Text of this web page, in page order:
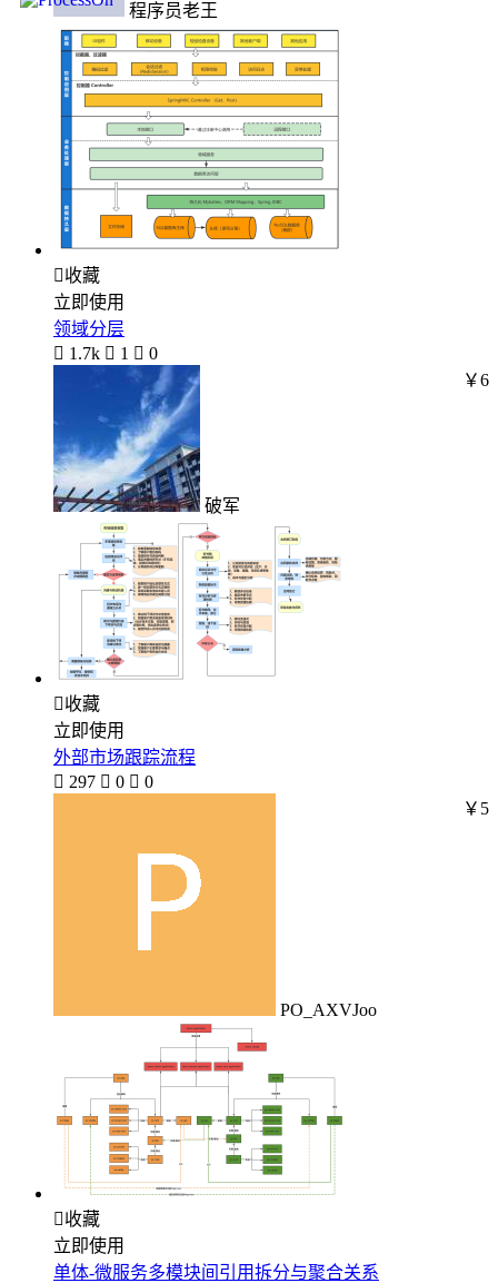
程序员老王
收藏
立即使用
领域分层
 1.7k  1  0
破军
￥6
收藏
立即使用
外部市场跟踪流程
 297  0  0
PO_AXVJoo
￥5
收藏
立即使用
单体-微服务多模块间引用拆分与聚合关系